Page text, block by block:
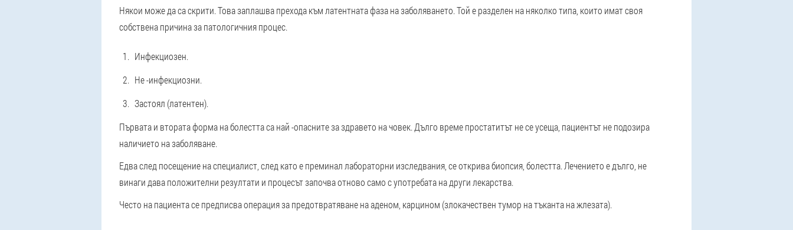
Някои може да са скрити. Това заплашва прехода към латентната фаза на заболяването. Той е разделен на няколко типа, които имат своя
собствена причина за патологичния процес.
Инфекциозен.
Не -инфекциозни.
Застоял (латентен).
Първата и втората форма на болестта са най -опасните за здравето на човек. Дълго време простатитът не се усеща, пациентът не подозира
наличието на заболяване.
Едва след посещение на специалист, след като е преминал лабораторни изследвания, се открива биопсия, болестта. Лечението е дълго, не
винаги дава положителни резултати и процесът започва отново само с употребата на други лекарства.
Често на пациента се предписва операция за предотвратяване на аденом, карцином (злокачествен тумор на тъканта на жлезата).